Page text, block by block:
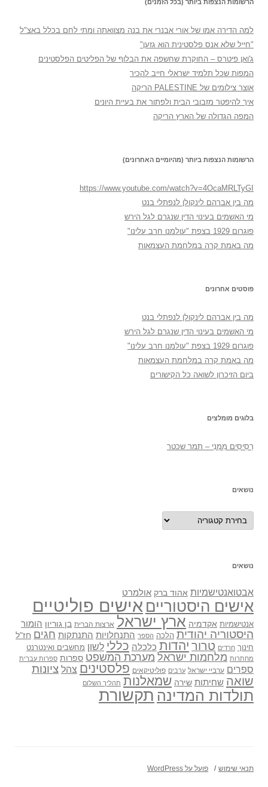
הרשומות הנצפות ביותר (בכל הזמנים)
למה הדירה אמו של אורי אבנרי את בנה מצוואתה ומתי לחם בכלל באצ"ל
"חייל שלא אנס פלסטינית הוא גזען"
ג'ואן פיטרס – החוקרת שחשפה את הבלוף של הפליטים הפלסטינים
המפות שכל תלמיד ישראלי חייב להכיר
אוצר צילומים של PALESTINE הריקה
איך להיפטר מזבובי הבית ולפתור את בעיית היונים
המפה הגדולה של הארץ הריקה
הרשומות הנצפות ביותר (מהיומיים האחרונים)
https://www.youtube.com/watch?v=4OcaMRLTyGI
מה בין אברהם לינקולן לנפתלי בנט
מי האשמים בעינוי הדין שנגרם לגל הירש
פוגרום 1929 בצפת "עולמנו חרב עלינו"
מה באמת קרה במלחמת העצמאות
פוסטים אחרונים
מה בין אברהם לינקולן לנפתלי בנט
מי האשמים בעינוי הדין שנגרם לגל הירש
פוגרום 1929 בצפת "עולמנו חרב עלינו"
מה באמת קרה במלחמת העצמאות
ביום הזיכרון לשואה כל הקישורים
בלוגים מומלצים
רְסִיסִים מִמֶנִי – תמר שכטר
נושאים
נושאים
נושאים
אבטואנטישמיות אהוד ברק אולמרט
אישים היסטוריים אישים פוליטיים
אנטישמיות אקדמיה ארץ ישראל ארצות הברית בן גוריון הומור
היסטוריה יהודית הלכה הספר התנחלויות התנתקות חגים חז"ל
חינוך חרדים טרור יהדות כלכלה כללי לשון מחשבים ואינטרנט
מחתרות מלחמות ישראל מערכת המשפט ספרות ספרות עברית
ספרים ערביי ישראל ערבים פוליטיקאים פלסטינים צהל ציונות
שואה שחיתות שירה שמאלנות תהליך השלום
תולדות המדינה תקשורת
תנאי שימוש פועל על WordPress